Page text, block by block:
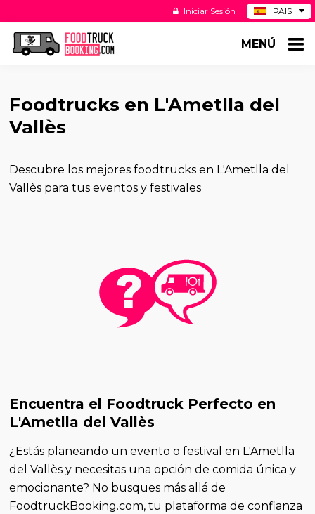
PAIS
DE
Iniciar Sesión
MENÚ
Foodtrucks en L'Ametlla del
Vallès
Descubre los mejores foodtrucks en L'Ametlla del
Vallès para tus eventos y festivales
Encuentra el Foodtruck Perfecto en
L'Ametlla del Vallès
¿Estás planeando un evento o festival en L'Ametlla
del Vallès y necesitas una opción de comida única y
emocionante? No busques más allá de
FoodtruckBooking.com, tu plataforma de confianza